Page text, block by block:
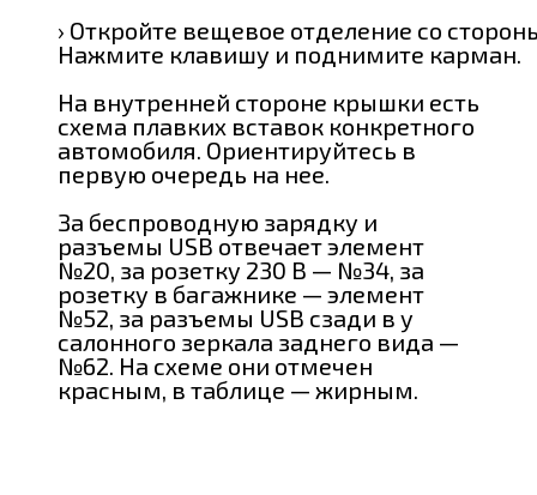
› Откройте вещевое отделение со
Нажмите клавишу и поднимите карман.
На внутренней стороне крышки есть
схема плавких вставок конкретного
автомобиля. Ориентируйтесь в
первую очередь на нее.
За беспроводную зарядку и
разъемы USB отвечает элемент
№20, за розетку 230 В — №34, за
розетку в багажнике — элемент
№52, за разъемы USB сзади в у
салонного зеркала заднего вида —
№62. На схеме они отмечен
красным, в таблице — жирным.